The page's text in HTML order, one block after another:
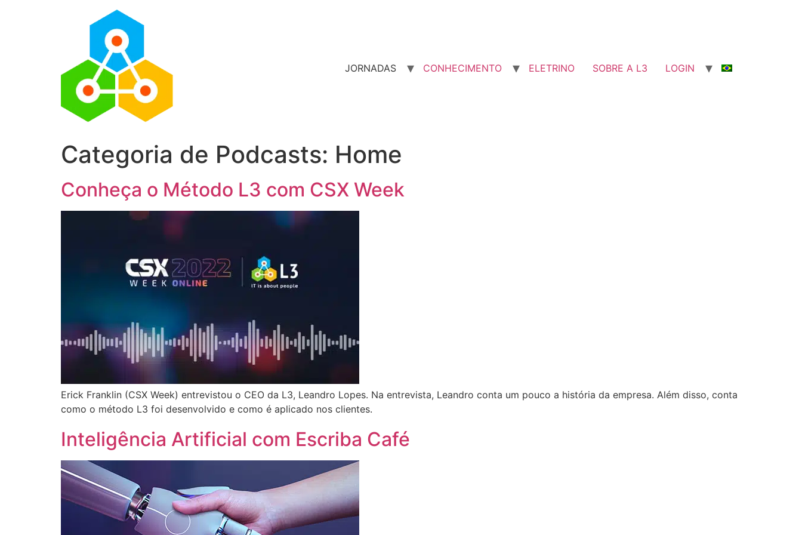
JORNADAS CONHECIMENTO ELETRINO SOBRE A L3 LOGIN
Categoria de Podcasts: Home
Conheça o Método L3 com CSX Week
Erick Franklin (CSX Week) entrevistou o CEO da L3, Leandro Lopes. Na entrevista, Leandro conta um pouco a história da empresa. Além disso, conta
como o método L3 foi desenvolvido e como é aplicado nos clientes.
Inteligência Artificial com Escriba Café